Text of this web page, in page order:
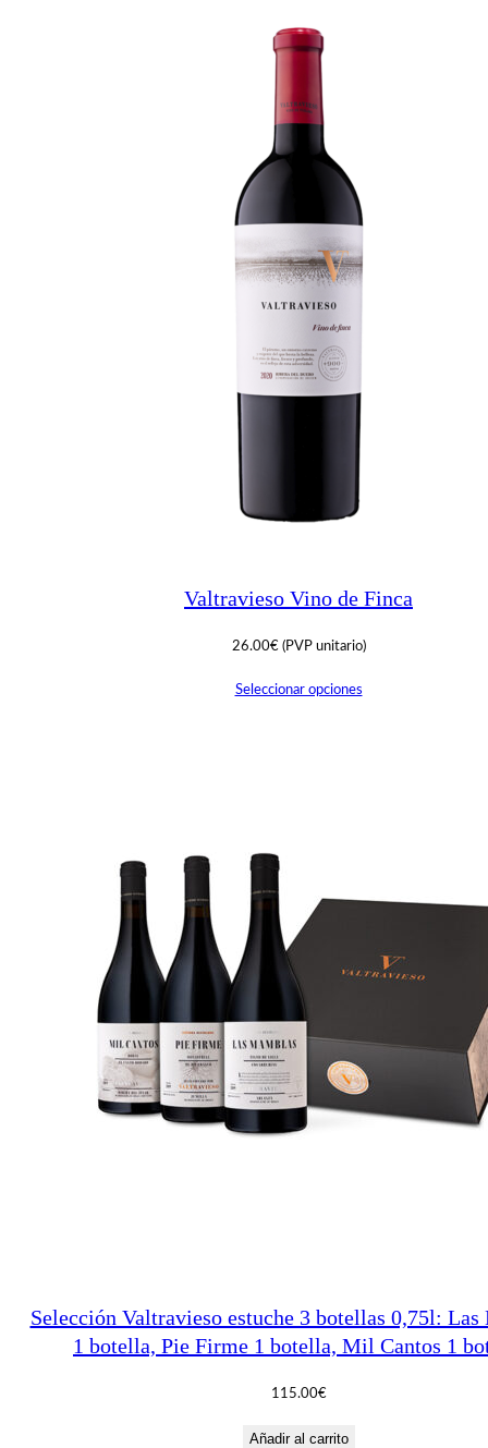
Valtravieso Vino de Finca
26.00€(PVP unitario)
Seleccionar opciones
Selección Valtravieso estuche 3 botellas 0,75l: Las
1 botella, Pie Firme 1 botella, Mil Cantos 1
115.00€
Añadir al carrito